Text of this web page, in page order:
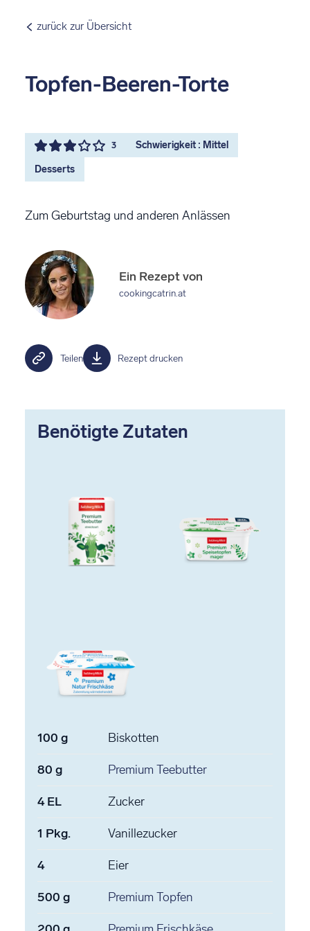
zurück zur Übersicht
Topfen-Beeren-Torte
3 Schwierigkeit : Mittel
Desserts
Zum Geburtstag und anderen Anlässen
Ein Rezept von
cookingcatrin.at
Teilen Rezept drucken
Benötigte Zutaten
100 g Biskotten
80 g Premium Teebutter
4EL Zucker
1 Pkg. Vanillezucker
4 Eier
500 g Premium Topfen